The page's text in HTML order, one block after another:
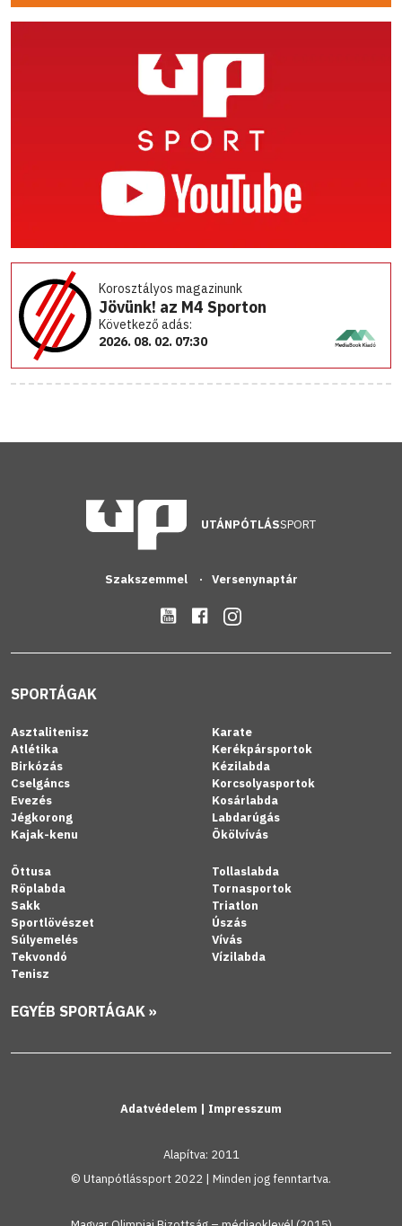
Korosztályos magazinunk
Jövünk! az M4 Sporton
Következő adás:
2026. 08. 02. 07:30
UTÁNPÓTLÁSSPORT
Szakszemmel Versenynaptár
SPORTÁGAK
Asztalitenisz
Atlétika
Birkózás
Cselgáncs
Evezés
Jégkorong
Kajak-kenu
Karate
Kerékpársportok
Kézilabda
Korcsolyasportok
Kosárlabda
Labdarúgás
Ökölvívás
Öttusa
Röplabda
Sakk
Sportlövészet
Súlyemelés
Tekvondó
Tenisz
Tollaslabda
Tornasportok
Triatlon
Úszás
Vívás
Vízilabda
EGYÉB SPORTÁGAK »
Adatvédelem | Impresszum
Alapítva: 2011
© Utanpótlássport 2022 | Minden jog fenntartva.